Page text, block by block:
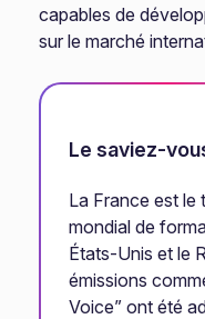
capables de
sur le marché
Le saviez-
La France est le
mondial de
États-Unis et le
émissions
Voice” ont été